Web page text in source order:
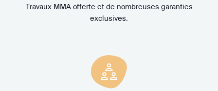
Travaux MMA offerte et de nombreuses garanties
exclusives.